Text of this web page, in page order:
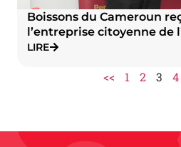
Boissons du Cameroun
l’entreprise citoyenne de
LIRE
<< 1 2 3 4